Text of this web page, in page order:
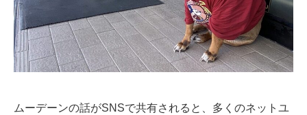
ムーデーンの話がSNSで共有されると、多くのネットユ